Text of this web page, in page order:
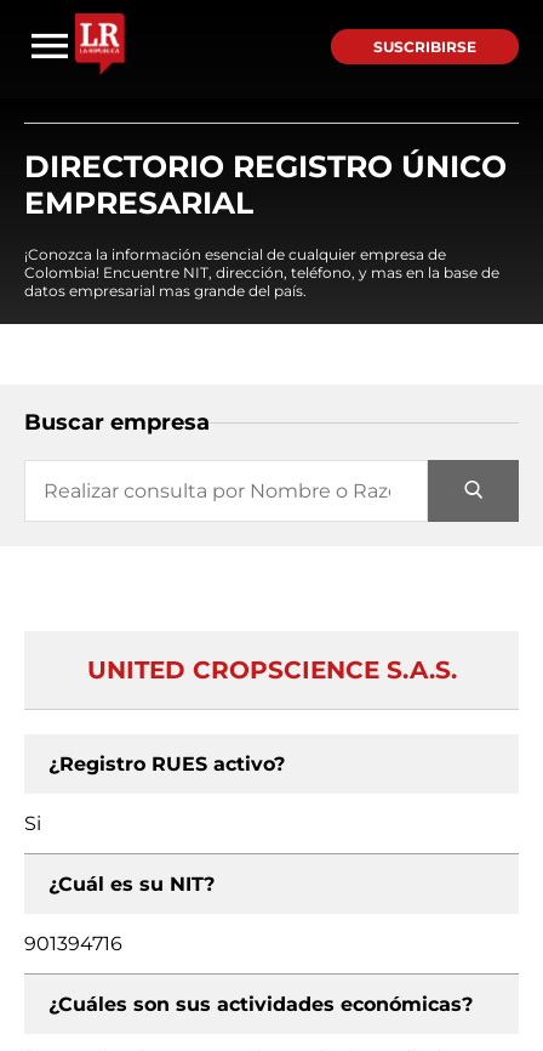
SUSCRIBIRSE
DIRECTORIO REGISTRO ÚNICO
EMPRESARIAL
¡Conozca la información esencial de cualquier empresa de
Colombia! Encuentre NIT, dirección, teléfono, y mas en la base de
datos empresarial mas grande del país.
Buscar empresa
UNITED CROPSCIENCE S.A.S.
¿Registro RUES activo?
Si
¿Cuál es su NIT?
901394716
¿Cuáles son sus actividades económicas?